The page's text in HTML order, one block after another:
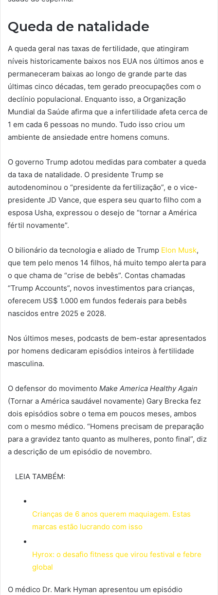
Queda de natalidade
A queda geral nas taxas de fertilidade, que atingiram
níveis historicamente baixos nos EUA nos últimos anos e
permaneceram baixas ao longo de grande parte das
últimas cinco décadas, tem gerado preocupações com o
declínio populacional. Enquanto isso, a Organização
Mundial da Saúde afirma que a infertilidade afeta cerca de
1 em cada 6 pessoas no mundo. Tudo isso criou um
ambiente de ansiedade entre homens comuns.
O governo Trump adotou medidas para combater a queda
da taxa de natalidade. O presidente Trump se
autodenominou o “presidente da fertilização”, e o vice-
presidente JD Vance, que espera seu quarto filho com a
esposa Usha, expressou o desejo de “tornar a América
fértil novamente”.
O bilionário da tecnologia e aliado de Trump Elon Musk,
que tem pelo menos 14 filhos, há muito tempo alerta para
o que chama de “crise de bebês”. Contas chamadas
“Trump Accounts”, novos investimentos para crianças,
oferecem US$ 1.000 em fundos federais para bebês
nascidos entre 2025 e 2028.
Nos últimos meses, podcasts de bem-estar apresentados
por homens dedicaram episódios inteiros à fertilidade
masculina.
O defensor do movimento Make America Healthy Again
(Tornar a América saudável novamente) Gary Brecka fez
dois episódios sobre o tema em poucos meses, ambos
com o mesmo médico. “Homens precisam de preparação
para a gravidez tanto quanto as mulheres, ponto final”, diz
a descrição de um episódio de novembro.
LEIA TAMBÉM:
Crianças de 6 anos querem maquiagem. Estas
marcas estão lucrando com isso
Hyrox: o desafio fitness que virou festival e febre
global
O médico Dr. Mark Hyman apresentou um episódio